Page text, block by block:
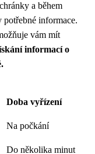
a během
informace.
vám mít
informací o
Doba vyřízení
Na počkání
Do několika minut